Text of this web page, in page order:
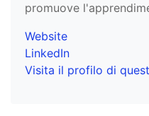
promuove
Website
LinkedIn
Visita il profilo di